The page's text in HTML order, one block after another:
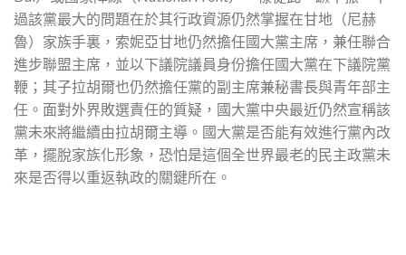
過該黨最大的問題在於其行政資源仍然掌握在甘地（尼赫
魯）家族手裏，索妮亞甘地仍然擔任國大黨主席，兼任聯合
進步聯盟主席，並以下議院議員身份擔任國大黨在下議院黨
鞭；其子拉胡爾也仍然擔任黨的副主席兼秘書長與青年部主
任。面對外界敗選責任的質疑，國大黨中央最近仍然宣稱該
黨未來將繼續由拉胡爾主導。國大黨是否能有效進行黨內改
革，擺脫家族化形象，恐怕是這個全世界最老的民主政黨未
來是否得以重返執政的關鍵所在。